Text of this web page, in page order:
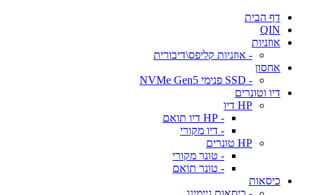
דף הבית
QIN
אוזניות
- אוזניות קליפס\דיבורית
אחסון
- SSD פנימי NVMe Gen5
דיו וטונרים
HP דיו
- HP דיו תואם
- דיו מקורי
HP טונרים
- טונר מקורי
- טונר תואם
כיסאות